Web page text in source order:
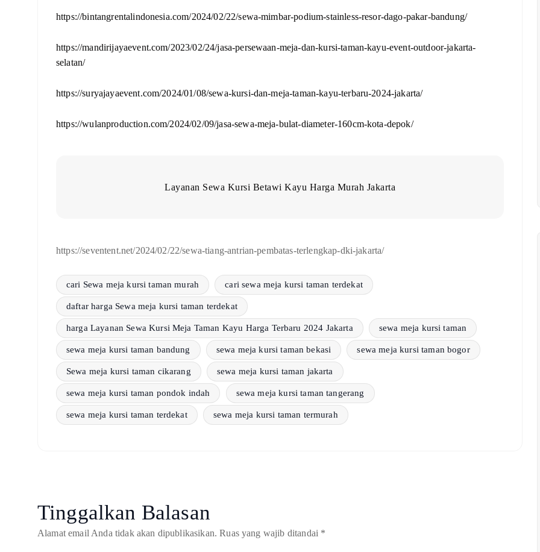
https://bintangrentalindonesia.com/2024/02/22/sewa-mimbar-podium-stainless-resor-dago-pakar-bandung/
https://mandirijayaevent.com/2023/02/24/jasa-persewaan-meja-dan-kursi-taman-kayu-event-outdoor-jakarta-
selatan/
https://suryajayaevent.com/2024/01/08/sewa-kursi-dan-meja-taman-kayu-terbaru-2024-jakarta/
https://wulanproduction.com/2024/02/09/jasa-sewa-meja-bulat-diameter-160cm-kota-depok/
Layanan Sewa Kursi Betawi Kayu Harga Murah Jakarta
https://seventent.net/2024/02/22/sewa-tiang-antrian-pembatas-terlengkap-dki-jakarta/
cari Sewa meja kursi taman murah cari sewa meja kursi taman terdekat
daftar harga Sewa meja kursi taman terdekat
harga Layanan Sewa Kursi Meja Taman Kayu Harga Terbaru 2024 Jakarta sewa meja kursi taman
sewa meja kursi taman bandung sewa meja kursi taman bekasi sewa meja kursi taman bogor
Sewa meja kursi taman cikarang sewa meja kursi taman jakarta
sewa meja kursi taman pondok indah sewa meja kursi taman tangerang
sewa meja kursi taman terdekat sewa meja kursi taman termurah
Tinggalkan Balasan
Alamat email Anda tidak akan dipublikasikan. Ruas yang wajib ditandai *